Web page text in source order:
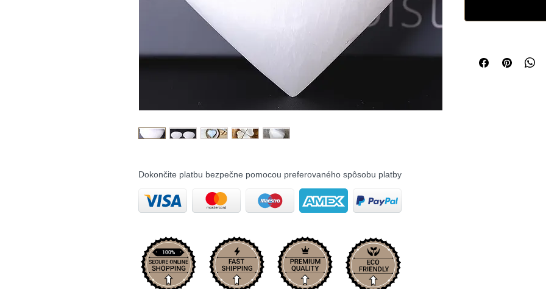
Dokončite platbu bezpečne pomocou preferovaného spôsobu platby